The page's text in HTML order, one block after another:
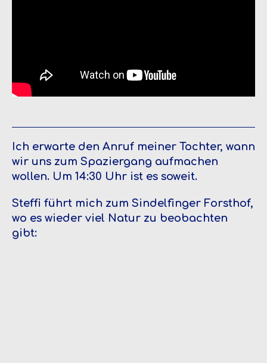
Ich erwarte den Anruf meiner Tochter, wann
wir uns zum Spaziergang aufmachen
wollen. Um 14:30 Uhr ist es soweit.
Steffi führt mich zum Sindelfinger Forsthof,
wo es wieder viel Natur zu beobachten
gibt: